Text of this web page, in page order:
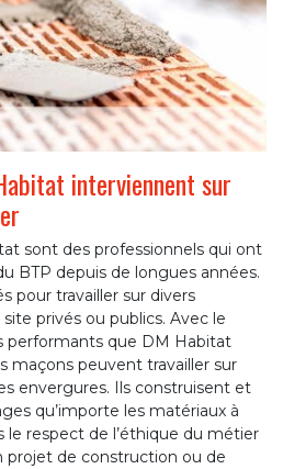
interviennent sur
sont des professionnels qui ont
BTP depuis de longues années.
pour travailler sur divers
site privés ou publics. Avec le
performants que DM Habitat
maçons peuvent travailler sur
envergures. Ils construisent et
qu’importe les matériaux à
le respect de l’éthique du métier
projet de construction ou de